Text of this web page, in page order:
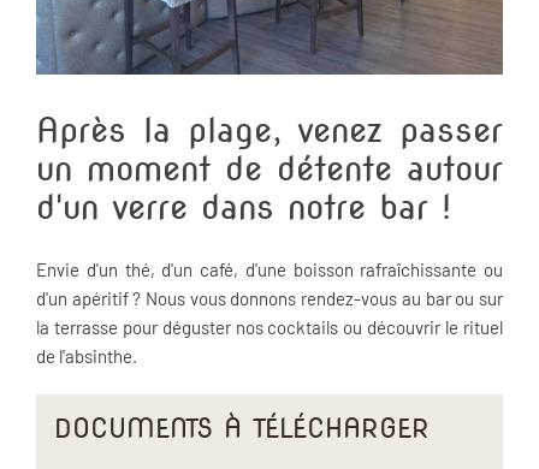
Après la plage, venez passer
un moment de détente autour
d'un verre dans notre bar !
Envie d'un thé, d'un café, d'une boisson rafraîchissante ou
d'un apéritif ? Nous vous donnons rendez-vous au bar ou sur
la terrasse pour déguster nos cocktails ou découvrir le rituel
de l'absinthe.
DOCUMENTS À TÉLÉCHARGER